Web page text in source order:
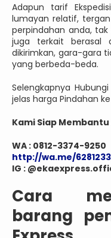
Adapun tarif
lumayan relatif,
perpindahan anda,
juga terkait berasal
dikirimkan, gara-gara
yang berbeda-beda.
Selengkapnya
jelas harga Pindahan
Kami Siap
WA : 0812-3374-9250
http://wa.me/
IG :
Cara
barang